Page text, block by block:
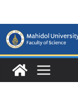
content